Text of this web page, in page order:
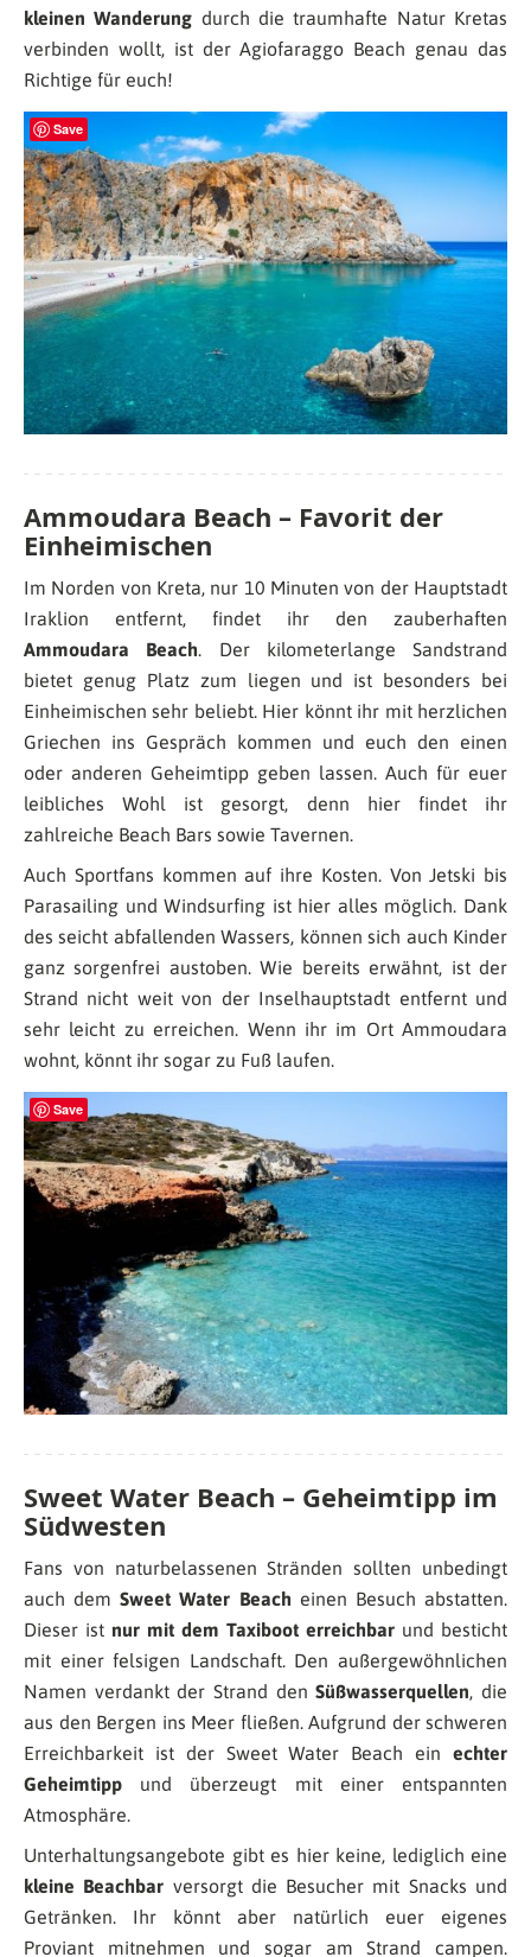
kleinen Wanderung durch die traumhafte Natur Kretas
verbinden wollt, ist der Agiofaraggo Beach genau das
Richtige für euch!
Save
Ammoudara Beach – Favorit der
Einheimischen
Im Norden von Kreta, nur 10 Minuten von der Hauptstadt
Iraklion entfernt, findet ihr den zauberhaften
Ammoudara Beach. Der kilometerlange Sandstrand
bietet genug Platz zum liegen und ist besonders bei
Einheimischen sehr beliebt. Hier könnt ihr mit herzlichen
Griechen ins Gespräch kommen und euch den einen
oder anderen Geheimtipp geben lassen. Auch für euer
leibliches Wohl ist gesorgt, denn hier findet ihr
zahlreiche Beach Bars sowie Tavernen.
Auch Sportfans kommen auf ihre Kosten. Von Jetski bis
Parasailing und Windsurfing ist hier alles möglich. Dank
des seicht abfallenden Wassers, können sich auch Kinder
ganz sorgenfrei austoben. Wie bereits erwähnt, ist der
Strand nicht weit von der Inselhauptstadt entfernt und
sehr leicht zu erreichen. Wenn ihr im Ort Ammoudara
wohnt, könnt ihr sogar zu Fuß laufen.
Save
Sweet Water Beach – Geheimtipp im
Südwesten
Fans von naturbelassenen Stränden sollten unbedingt
auch demSweet Water Beach einen Besuch abstatten.
Dieser ist nur mit dem Taxiboot erreichbar und besticht
mit einer felsigen Landschaft. Den außergewöhnlichen
Namen verdankt der Strand denSüßwasserquellen, die
aus den Bergen ins Meer fließen. Aufgrund der schweren
Erreichbarkeit ist der Sweet Water Beach ein echter
Geheimtipp und überzeugt mit einer entspannten
Atmosphäre.
Unterhaltungsangebote gibt es hier keine, lediglich eine
kleine Beachbar versorgt die Besucher mit Snacks und
Getränken. Ihr könnt aber natürlich euer eigenes
Proviant mitnehmen und sogar am Strand campen.